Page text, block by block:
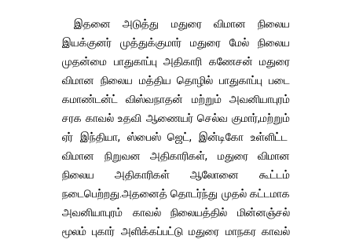
இதனை அடுத்து மதுரை விமான நிலைய
இயக்குனர் முத்துக்குமார் மதுரை மேல் நிலைய
முதன்மை பாதுகாப்பு அதிகாரி கணேசன் மதுரை
விமான நிலைய மத்திய தொழில் பாதுகாப்பு படை
கமாண்டன்ட் விஸ்வநாதன் மற்றும் அவனியாபுரம்
சரக காவல் உதவி ஆணையர் செல்வ குமார்,மற்றும்
ஏர் இந்தியா, ஸ்பைஸ் ஜெட், இன்டிகோ உள்ளிட்ட
விமான நிறுவன அதிகாரிகள், மதுரை விமான
நிலைய அதிகாரிகள் ஆலோனை கூட்டம்
நடைபெற்றது.அதனைத் தொடர்ந்து முதல் கட்டமாக
அவனியாபுரம் காவல் நிலையத்தில் மின்னஞ்சல்
மூலம் புகார் அளிக்கப்பட்டு மதுரை மாநகர காவல்